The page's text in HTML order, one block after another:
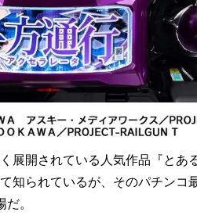
展開されている人気作品『とあ
知られているが、そのパチンコ
。